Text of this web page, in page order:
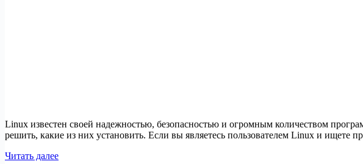
Linux известен своей надежностью, безопасностью и огромным количеством
решить, какие из них установить. Если вы являетесь пользователем Linux и
Читать далееТоп-20